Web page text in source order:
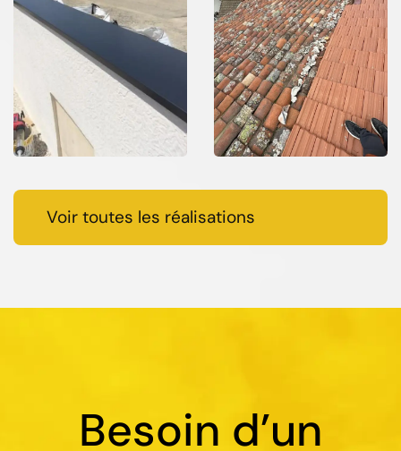
Voir toutes les réalisations
Besoin d’un